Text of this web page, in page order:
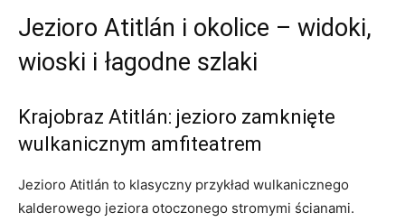
Jezioro Atitlán i okolice – widoki,
wioski i łagodne szlaki
Krajobraz Atitlán: jezioro zamknięte
wulkanicznym amfiteatrem
Jezioro Atitlán to klasyczny przykład wulkanicznego
kalderowego jeziora otoczonego stromymi ścianami.